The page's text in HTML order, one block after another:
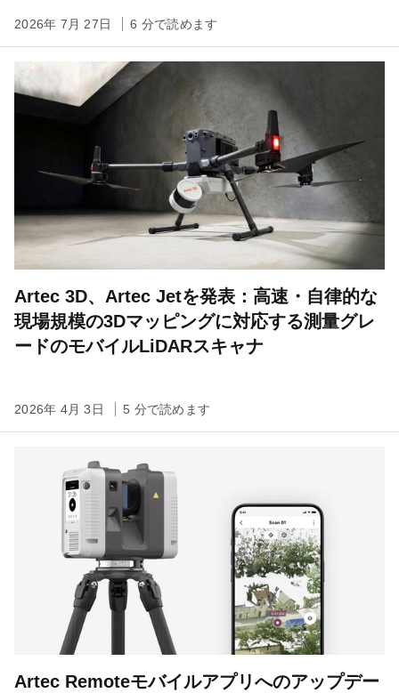
2026年 7月 27日 6 分で読めます
Artec 3D、Artec Jetを発表：高速・自律的な
現場規模の3Dマッピングに対応する測量グレ
ードのモバイルLiDARスキャナ
2026年 4月 3日 5 分で読めます
Artec Remoteモバイルアプリへのアップデー